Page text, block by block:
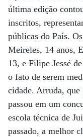
última edição
inscritos,
públicas do País.
Meireles, 14 anos,
13, e Filipe Jessé
o fato de serem
cidade. Arruda, que
passou em um
escola técnica de
passado, a melhor